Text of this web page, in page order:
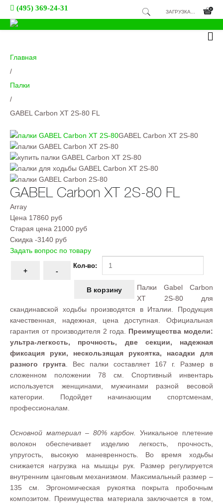
(495) 369-24-31 ЗАГРУЗКА...
Главная
/
Палки
/
GABEL Carbon XT 2S-80 FL
GABEL Carbon XT 2S-80
GABEL Carbon XT 2S-80 FL
Array
Цена 17860 руб
Старая цена 21000 руб
Скидка -3140 руб
Задать вопрос по товару
Кол-во:
Палки Gabel Carbon
XT 2S-80 для
скандинавской ходьбы производятся в Италии. Продукция
качественная, надежная, цена доступная. Официальная
гарантия от производителя 2 года. Преимущества модели:
ультра-легкость, прочность, две секции, надежная
фиксация руки, нескользящая рукоятка, насадки для
разного грунта . Вес палки составляет 167 г. Размер в
сложенном положении 78 см. Спортивный инвентарь
используется женщинами, мужчинами разной весовой
категории. Подойдет начинающим спортсменам,
профессионалам.
Основной материал – 80% карбон.
Уникальное плетение
волокон обеспечивает изделию легкость, прочность,
упругость, высокую маневренность. Во время ходьбы
снижается нагрузка на мышцы рук. Размер регулируется
внутренним цанговым механизмом. Максимальный размер –
135 см. Эргономическая рукоятка покрыта пробочным
композитом. Преимущества материала заключается в том,